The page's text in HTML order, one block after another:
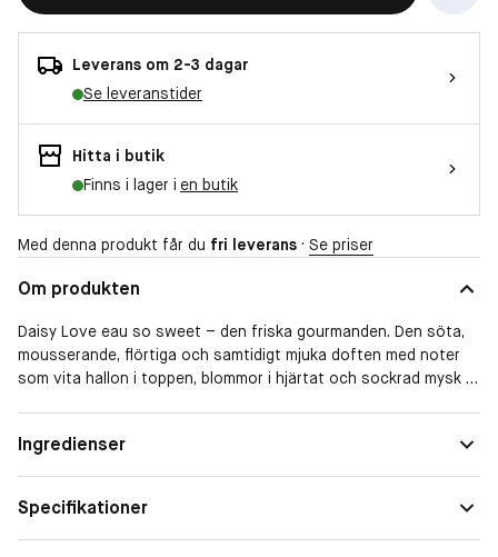
Leverans om 2-3 dagar
Se leveranstider
Hitta i butik
Finns i lager i en butik
Med denna produkt får du fri leverans · Se priser
Om produkten
Daisy Love eau so sweet – den friska gourmanden. Den söta,
mousserande, flörtiga och samtidigt mjuka doften med noter
som vita hallon i toppen, blommor i hjärtat och sockrad mysk i
Ingredienser
Specifikationer